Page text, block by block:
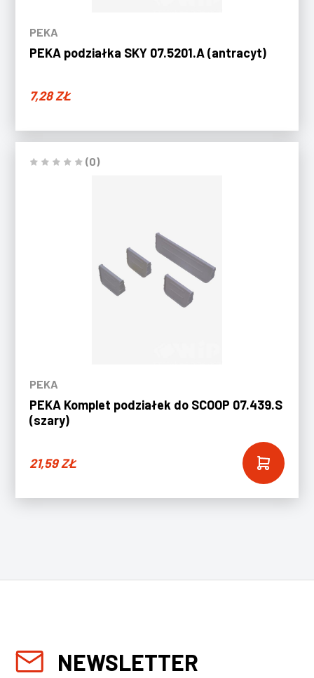
PEKA
PEKA podziałka SKY 07.5201.A (antracyt)
7,28ZŁ
(0)
PEKA
PEKA Komplet podziałek do SCOOP 07.439.S
(szary)
21,59ZŁ
NEWSLETTER